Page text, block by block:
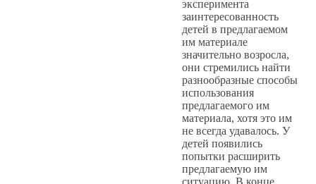
эксперимента
заинтересованность
детей в предлагаемом
им материале
значительно возросла,
они стремились найти
разнообразные способы
использования
предлагаемого им
материала, хотя это им
не всегда удавалось. У
детей появились
попытки расширить
предлагаемую им
ситуацию. В конце